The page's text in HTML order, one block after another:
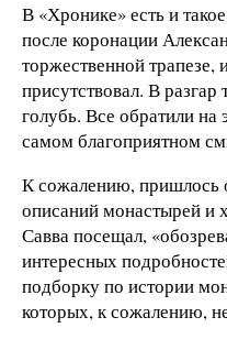
В «Хронике» есть и
после коронации
торжественной трапезе,
присутствовал. В разгар
голубь. Все обратили на
самом благоприятном
К сожалению, пришлось
описаний монастырей и
Савва посещал,
интересных
подборку по истории
которых, к сожалению,